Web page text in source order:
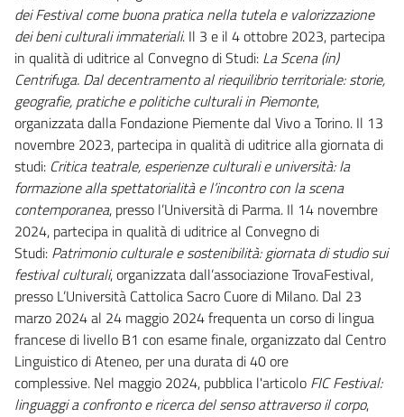
dei Festival come buona pratica nella tutela e valorizzazione
dei beni culturali immateriali. Il 3 e il 4 ottobre 2023, partecipa
in qualità di uditrice al Convegno di Studi: La Scena (in)
Centrifuga. Dal decentramento al riequilibrio territoriale: storie,
geografie, pratiche e politiche culturali in Piemonte,
organizzata dalla Fondazione Piemente dal Vivo a Torino. Il 13
novembre 2023, partecipa in qualità di uditrice alla giornata di
studi: Critica teatrale, esperienze culturali e università: la
formazione alla spettatorialità e l’incontro con la scena
contemporanea, presso l’Università di Parma. Il 14 novembre
2024, partecipa in qualità di uditrice al Convegno di
Studi: Patrimonio culturale e sostenibilità: giornata di studio sui
festival culturali, organizzata dall’associazione TrovaFestival,
presso L’Università Cattolica Sacro Cuore di Milano. Dal 23
marzo 2024 al 24 maggio 2024 frequenta un corso di lingua
francese di livello B1 con esame finale, organizzato dal Centro
Linguistico di Ateneo, per una durata di 40 ore
complessive. Nel maggio 2024, pubblica l'articolo FIC Festival:
linguaggi a confronto e ricerca del senso attraverso il corpo,